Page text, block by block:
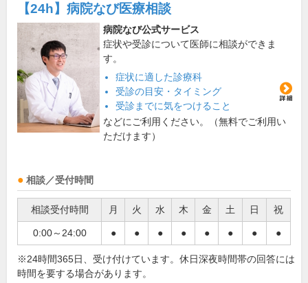
【24h】 病院なび医療相談
病院なび公式サービス
症状や受診について医師に相談ができま
す。
症状に適した診療科
受診の目安・タイミング
受診までに気をつけること
などにご利用ください。（無料でご利用い
ただけます）
相談／受付時間
相談受付時間 月 火 水 木 金 土 日 祝
0:00～24:00 ● ● ● ● ● ● ● ●
※24時間365日、受け付けています。休日深夜時間帯の回答には
時間を要する場合があります。